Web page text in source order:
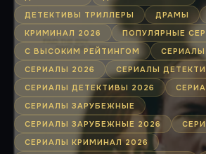
ДЕТЕКТИВЫ ТРИЛЛЕРЫ
ДРАМЫ
КРИМИНАЛ 2026
ПОПУЛЯРНЫЕ
С ВЫСОКИМ РЕЙТИНГОМ
СЕРИАЛЫ
СЕРИАЛЫ 2026
СЕРИАЛЫ
СЕРИАЛЫ ДЕТЕКТИВЫ 2026
СЕРИАЛЫ ЗАРУБЕЖНЫЕ
СЕРИАЛЫ ЗАРУБЕЖНЫЕ 2026
СЕРИАЛЫ КРИМИНАЛ 2026